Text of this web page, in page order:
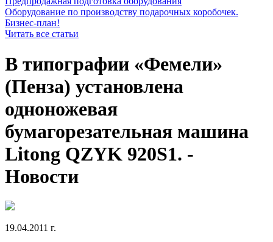
Оборудование по производству подарочных коробочек.
Бизнес-план!
Читать все статьи
В типографии «Фемели»
(Пенза) установлена
одноножевая
бумагорезательная машина
Litong QZYK 920S1. -
Новости
19.04.2011 г.